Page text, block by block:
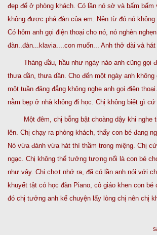
đẹp để ở phòng khách. Có lần nó sờ và bấm bấm
không được phá đàn của em. Nên từ đó nó không
Có hôm anh gọi điện thoại cho nó, nó nghèn
đàn..đàn...klavia....con muốn... Anh thở dài và hát
Tháng đầu, hầu như ngày nào anh cũng gọi
thưa dần, thưa dần. Cho đến một ngày anh
một tuần đăng đẳng không nghe anh gọi điện
nằm bẹp ở nhà không đi học. Chị không biết gì
Một đêm, chị bỗng bật choàng dậy khi nghe
lên. Chị chạy ra phòng khách, thấy con bé đang
Nó vừa đánh vừa hát thì thầm trong miệng. Chị
ngạc. Chị không thể tưởng tượng nổi là con bé
như vậy. Chị chợt nhớ ra, đã có lần anh nói với
khuyết tật có học đàn Piano, cô giáo khen con bé
đó chị tưởng anh kể chuyện lấy lòng chị nên chị